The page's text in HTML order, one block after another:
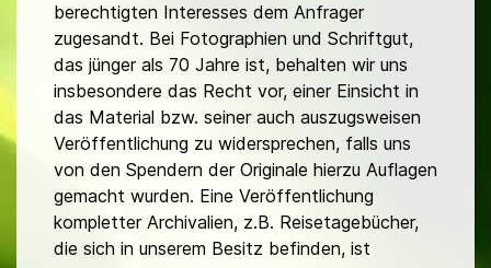
berechtigten Interesses dem Anfrager
zugesandt. Bei Fotographien und Schriftgut,
das jünger als 70 Jahre ist, behalten wir uns
insbesondere das Recht vor, einer Einsicht in
das Material bzw. seiner auch auszugsweisen
Veröffentlichung zu widersprechen, falls uns
von den Spendern der Originale hierzu Auflagen
gemacht wurden. Eine Veröffentlichung
kompletter Archivalien, z.B. Reisetagebücher,
die sich in unserem Besitz befinden, ist